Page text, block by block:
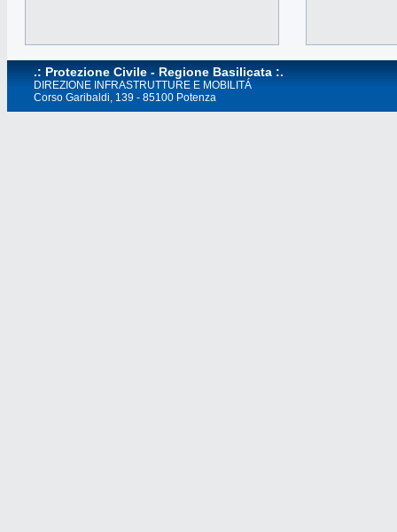
.: Protezione Civile - Regione Basilicata :.
DIREZIONE INFRASTRUTTURE E MOBILITÁ
Corso Garibaldi, 139 - 85100 Potenza